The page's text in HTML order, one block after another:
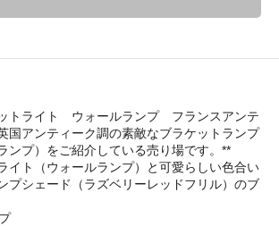
トライト ウォールランプ フランスアンテ
国アンティーク調の素敵なブラケットランプ
ンプ）をご紹介している売り場です。**
イト（ウォールランプ）と可愛らしい色合い
プシェード（ラズベリーレッドフリル）のブ